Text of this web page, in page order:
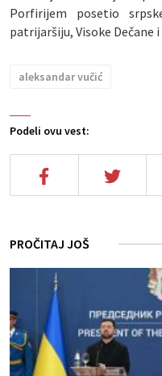
Podeli ovu vest:
Porfirijem posetio
patrijaršiju, Visoke Dečane i
aleksandar vučić
PROČITAJ JOŠ